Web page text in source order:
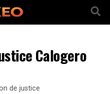
Calogero
de justice